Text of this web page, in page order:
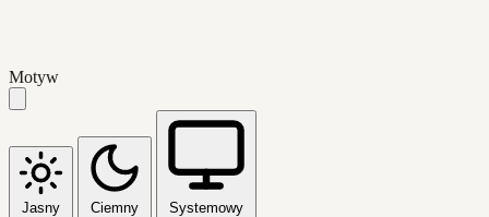
Motyw
Jasny Ciemny Systemowy